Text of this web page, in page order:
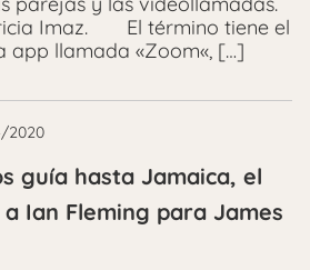
Imaz. El término tiene el
app llamada «Zoom«, […]
2020
guía hasta Jamaica, el
Ian Fleming para James